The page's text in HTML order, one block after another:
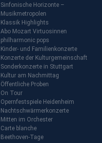
Sinfonische Horizonte –
Musikmetropolen
Klassik Highlights
Abo Mozart Virtuosinnen
philharmonic pops
Kinder- und Familienkonzerte
Konzerte der Kulturgemeinschaft
Sonderkonzerte in Stuttgart
Kultur am Nachmittag
Öffentliche Proben
On Tour
Opernfestspiele Heidenheim
Nachtschwärmerkonzerte
Mitten im Orchester
Carte blanche
Beethoven-Tage